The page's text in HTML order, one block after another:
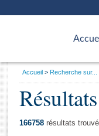
d'accueil
Général
Vous
Accueil Recherche sur...
166758 résultats